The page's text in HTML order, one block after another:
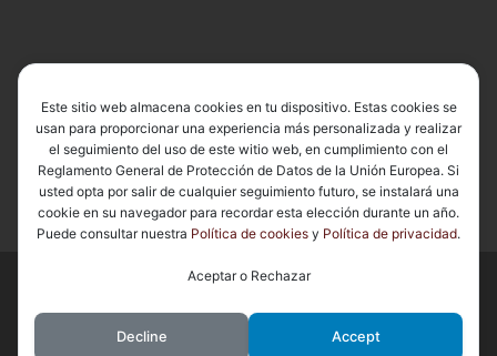
Basílica de Nuestra Señora del Carmen Coronada
los derechos reservados
Funciona con Tema Customizr
Este sitio web almacena cookies en tu dispositivo. Estas cookies se
usan para proporcionar una experiencia más personalizada y realizar
el seguimiento del uso de este witio web, en cumplimiento con el
Reglamento General de Protección de Datos de la Unión Europea. Si
usted opta por salir de cualquier seguimiento futuro, se instalará una
cookie en su navegador para recordar esta elección durante un año.
Puede consultar nuestra Política de cookies y Política de privacidad.
Aceptar o Rechazar
Decline Accept